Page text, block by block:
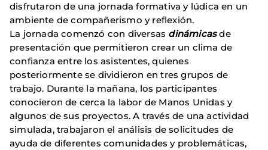
disfrutaron de una jornada formativa y lúdica en un
ambiente de compañerismo y reflexión.
La jornada comenzó con diversas dinámicasde
presentación que permitieron crear un clima de
confianza entre los asistentes, quienes
posteriormente se dividieron en tres grupos de
trabajo. Durante la mañana, los participantes
conocieron de cerca la labor de Manos Unidas y
algunos de sus proyectos. A través de una actividad
simulada, trabajaron el análisis de solicitudes de
ayuda de diferentes comunidades y problemáticas,